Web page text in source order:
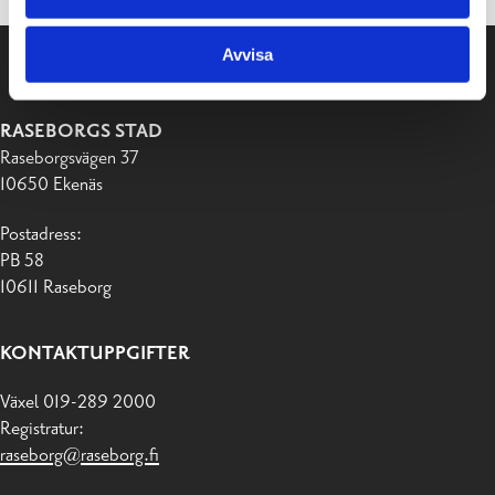
Avvisa
RASEBORGS STAD
Raseborgsvägen 37
10650 Ekenäs
Postadress:
PB 58
10611 Raseborg
KONTAKTUPPGIFTER
Växel 019-289 2000
Registratur:
raseborg@raseborg.fi